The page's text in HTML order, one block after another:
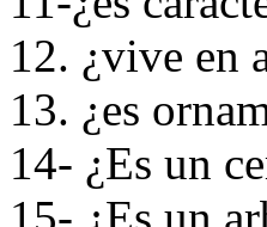
12. ¿vive en
13. ¿es
14- ¿Es un
15- ¿Es un